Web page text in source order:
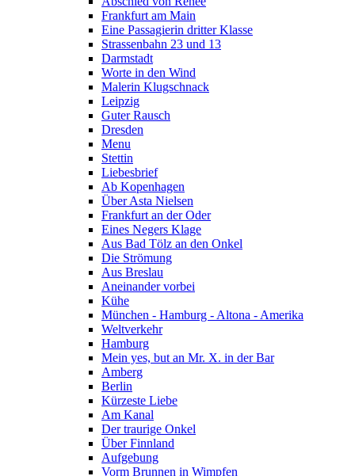
Frankfurt am Main
Eine Passagierin dritter Klasse
Strassenbahn 23 und 13
Darmstadt
Worte in den Wind
Malerin Klugschnack
Leipzig
Guter Rausch
Dresden
Menu
Stettin
Liebesbrief
Ab Kopenhagen
Über Asta Nielsen
Frankfurt an der Oder
Eines Negers Klage
Aus Bad Tölz an den Onkel
Die Strömung
Aus Breslau
Aneinander vorbei
Kühe
München - Hamburg - Altona - Amerika
Weltverkehr
Hamburg
Mein yes, but an Mr. X. in der Bar
Amberg
Berlin
Kürzeste Liebe
Am Kanal
Der traurige Onkel
Über Finnland
Aufgebung
Vorm Brunnen in Wimpfen